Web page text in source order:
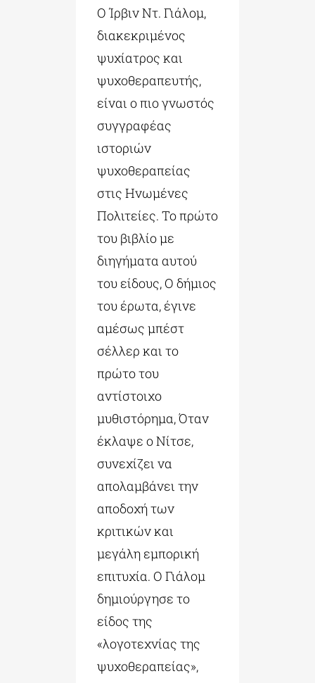
Ο Ίρβιν Ντ. Γιάλομ,
διακεκριμένος
ψυχίατρος και
ψυχοθεραπευτής,
είναι ο πιο γνωστός
συγγραφέας
ιστοριών
ψυχοθεραπείας
στις Ηνωμένες
Πολιτείες. Το πρώτο
του βιβλίο με
διηγήματα αυτού
του είδους, Ο δήμιος
του έρωτα, έγινε
αμέσως μπέστ
σέλλερ και το
πρώτο του
αντίστοιχο
μυθιστόρημα, Όταν
έκλαψε ο Νίτσε,
συνεχίζει να
απολαμβάνει την
αποδοχή των
κριτικών και
μεγάλη εμπορική
επιτυχία. Ο Γιάλομ
δημιούργησε το
είδος της
«λογοτεχνίας της
ψυχοθεραπείας»,